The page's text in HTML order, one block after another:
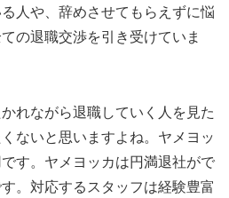
人や、辞めさせてもらえずに悩
の退職交渉を引き受けていま
れながら退職していく人を見た
ないと思いますよね。ヤメヨッ
す。ヤメヨッカは円満退社がで
。対応するスタッフは経験豊富